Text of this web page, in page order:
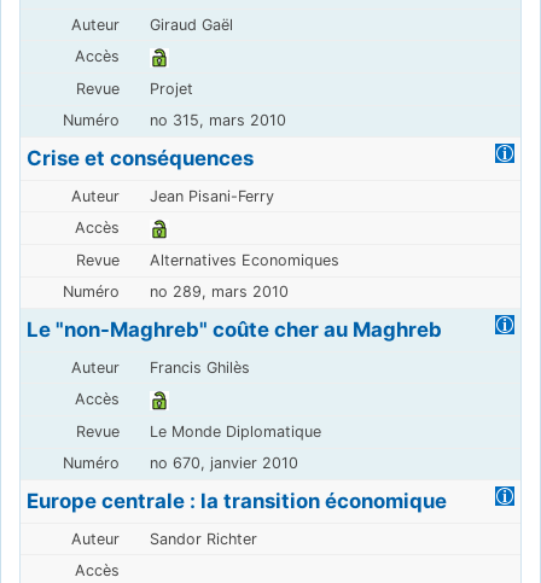
Giraud Gaël
Projet
no 315, mars 2010
Crise et conséquences
Jean Pisani-Ferry
Alternatives Economiques
no 289, mars 2010
Le "non-Maghreb" coûte cher au Maghreb
Francis Ghilès
Le Monde Diplomatique
no 670, janvier 2010
Europe centrale : la transition économique
Sandor Richter